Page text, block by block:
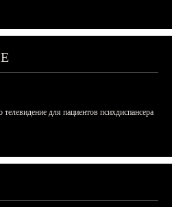
телевидение для пациентов психдиспансера